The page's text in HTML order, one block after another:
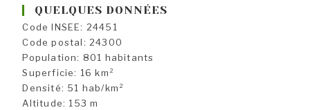
QUELQUES DONNÉES
Code INSEE: 24451
Code postal: 24300
Population: 801 habitants
Superficie: 16 km²
Densité: 51 hab/km²
Altitude: 153 m